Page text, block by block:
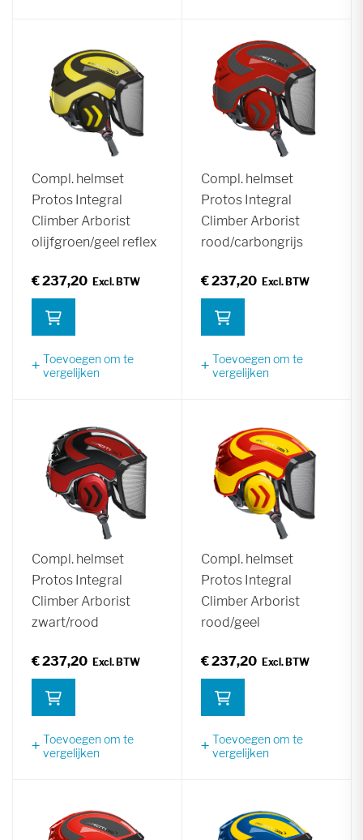
Compl. helmset
Protos Integral
Climber Arborist
olijfgroen/geel reflex
€ 237,20
Toevoegen om te
vergelijken
Compl. helmset
Protos Integral
Climber Arborist
rood/carbongrijs
€ 237,20
Toevoegen om te
vergelijken
Compl. helmset
Protos Integral
Climber Arborist
zwart/rood
€ 237,20
Toevoegen om te
vergelijken
Compl. helmset
Protos Integral
Climber Arborist
rood/geel
€ 237,20
Toevoegen om te
vergelijken